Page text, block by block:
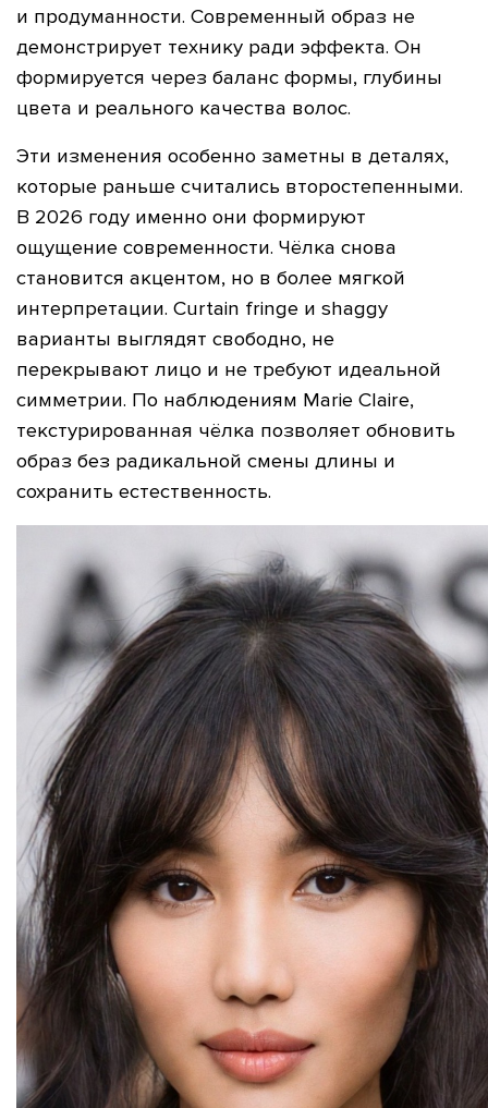
и продуманности. Современный образ не
демонстрирует технику ради эффекта. Он
формируется через баланс формы, глубины
цвета и реального качества волос.
Эти изменения особенно заметны в деталях,
которые раньше считались второстепенными.
В 2026 году именно они формируют
ощущение современности. Чёлка снова
становится акцентом, но в более мягкой
интерпретации. Curtain fringe и shaggy
варианты выглядят свободно, не
перекрывают лицо и не требуют идеальной
симметрии. По наблюдениям Marie Claire,
текстурированная чёлка позволяет обновить
образ без радикальной смены длины и
сохранить естественность.